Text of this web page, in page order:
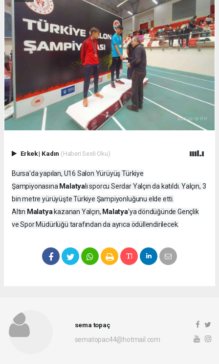
Erkek| Kadın (Haberi Sesli Oku)
Bursa'da yapılan, U16 Salon Yürüyüş Türkiye
Şampiyonasına Malatyalı sporcu Serdar Yalçın da katıldı. Yalçın, 3
bin metre yürüyüşte Türkiye Şampiyonluğunu elde etti.
Altın Malatyakazanan Yalçın, Malatya’ya döndüğünde Gençlik
ve Spor Müdürlüğü tarafından da ayrıca ödüllendirilecek.
sema topaç
sematopac44@hotmail.com